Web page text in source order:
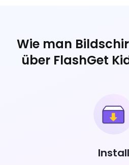
Wie man
über FlashGet
Install